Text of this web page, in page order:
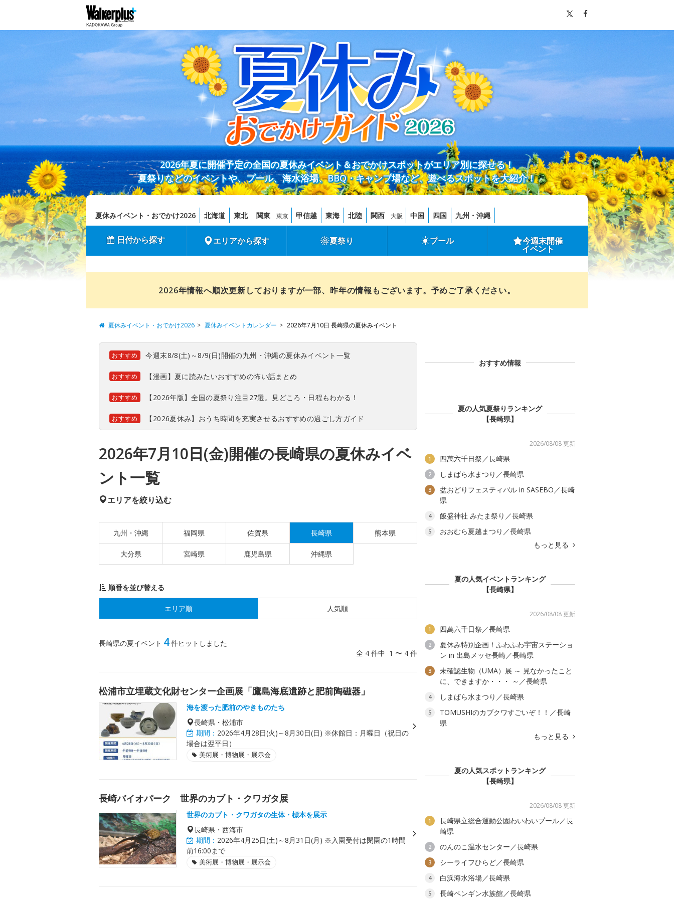
2026年夏に開催予定の全国の夏休みイベント＆おでかけスポットがエリア別に探せる！
夏祭りなどのイベントや、プール、海水浴場、BBQ・キャンプ場など、遊べるスポットを大紹介！
夏休みイベント・おでかけ2026 北海道 東北 関東 東京 甲信越 東海 北陸 関西 大阪 中国 四国 九州・沖縄
日付から探す エリアから探す 夏祭り プール 今週末開催
イベント
2026年情報へ順次更新しておりますが一部、昨年の情報もございます。予めご了承ください。
夏休みイベント・おでかけ2026 夏休みイベントカレンダー 2026年7月10日 長崎県の夏休みイベント
おすすめ 今週末8/8(土)～8/9(日)開催の九州・沖縄の夏休みイベント一覧
おすすめ 【漫画】夏に読みたいおすすめの怖い話まとめ
おすすめ 【2026年版】全国の夏祭り注目27選。見どころ・日程もわかる！
おすすめ 【2026夏休み】おうち時間を充実させるおすすめの過ごし方ガイド
2026年7月10日(金)開催の長崎県の夏休みイベ
ント一覧
エリアを絞り込む
九州・沖縄 福岡県 佐賀県 長崎県 熊本県
大分県 宮崎県 鹿児島県 沖縄県
順番を並び替える
エリア順 人気順
長崎県の夏イベント 4件ヒットしました
全 4 件中 1 〜 4 件
松浦市立埋蔵文化財センター企画展「鷹島海底遺跡と肥前陶磁器」
海を渡った肥前のやきものたち
長崎県・松浦市
期間： 2026年4月28日(火)～8月30日(日) ※休館日：月曜日（祝日の
場合は翌平日）
美術展・博物展・展示会
長崎バイオパーク 世界のカブト・クワガタ展
世界のカブト・クワガタの生体・標本を展示
長崎県・西海市
期間： 2026年4月25日(土)～8月31日(月) ※入園受付は閉園の1時間
前16:00まで
美術展・博物展・展示会
おすすめ情報
夏の人気夏祭りランキング
【長崎県】
2026/08/08 更新
1 四萬六千日祭／長崎県
2 しまばら水まつり／長崎県
3
盆おどりフェスティバル in SASEBO／長崎
県
4 飯盛神社 みたま祭り／長崎県
5
おおむら夏越まつり／長崎県
もっと見る
夏の人気イベントランキング
【長崎県】
2026/08/08 更新
1 四萬六千日祭／長崎県
2
夏休み特別企画！ふわふわ宇宙ステーショ
ン in 出島メッセ長崎／長崎県
3
未確認生物（UMA）展 ～ 見なかったこと
に、できますか・・・ ～／長崎県
4 しまばら水まつり／長崎県
5
TOMUSHIのカブクワすごいぞ！！／長崎
県
もっと見る
夏の人気スポットランキング
【長崎県】
2026/08/08 更新
1
長崎県立総合運動公園わいわいプール／長
崎県
2 のんのこ温水センター／長崎県
3 シーライフひらど／長崎県
4 白浜海水浴場／長崎県
5
長崎ペンギン水族館／長崎県